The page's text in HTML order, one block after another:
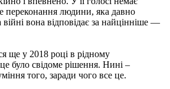
людини, яка давно
вона відповідає за найцінніше —
ще у 2018 році в рідному
було свідоме рішення. Нині –
того, заради чого все це.